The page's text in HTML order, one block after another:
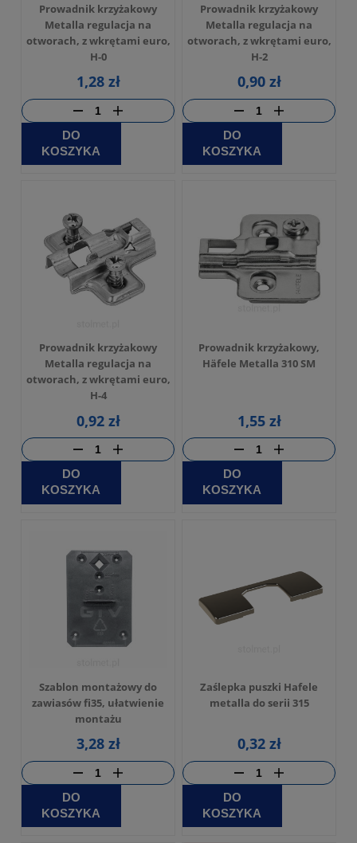
Prowadnik krzyżakowy
Metalla regulacja na
otworach, z wkrętami euro,
H-0
1,28 zł
DO
KOSZYKA
Prowadnik krzyżakowy
Metalla regulacja na
otworach, z wkrętami euro,
H-2
0,90 zł
DO
KOSZYKA
Prowadnik krzyżakowy
Metalla regulacja na
otworach, z wkrętami euro,
H-4
0,92 zł
DO
KOSZYKA
Prowadnik krzyżakowy,
Häfele Metalla 310 SM
1,55 zł
DO
KOSZYKA
Szablon montażowy do
zawiasów fi35, ułatwienie
montażu
3,28 zł
DO
KOSZYKA
Zaślepka puszki Hafele
metalla do serii 315
0,32 zł
DO
KOSZYKA